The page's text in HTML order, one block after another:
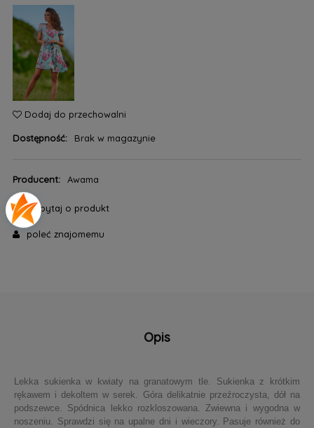
Dodaj do przechowalni
Dostępność: Brak w magazynie
Producent: Awama
Zapytaj o produkt
poleć znajomemu
Opis
Lekka sukienka w kwiaty na granatowym tle. Sukienka z krótkim
rękawem i dekoltem w serek. Góra delikatnie przeźroczysta, dół na
podszewce. Spódnica lekko rozkloszowana. Zwiewna i wygodna w
noszeniu. Sprawdzi się na upalne dni i wieczory. Pasuje również do